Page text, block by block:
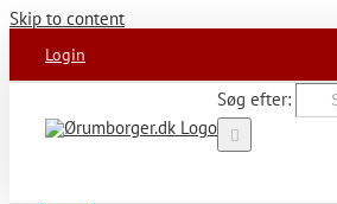
Skip to content
Login
Søg efter:
ved
Tjelecenteret.
Klik på
link og læs